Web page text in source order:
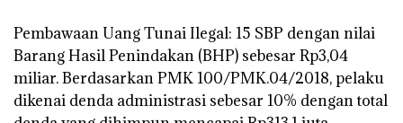
‎Pembawaan Uang Tunai Ilegal: 15 SBP dengan nilai
Barang Hasil Penindakan (BHP) sebesar Rp3,04
miliar. Berdasarkan PMK 100/PMK.04/2018, pelaku
dikenai denda administrasi sebesar 10% dengan total